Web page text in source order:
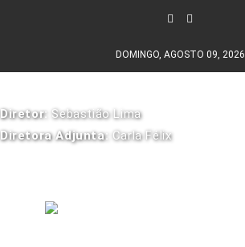
DOMINGO, AGOSTO 09, 2026
Diretor: Sebastião Lima
Diretora Adjunta: Carla Félix